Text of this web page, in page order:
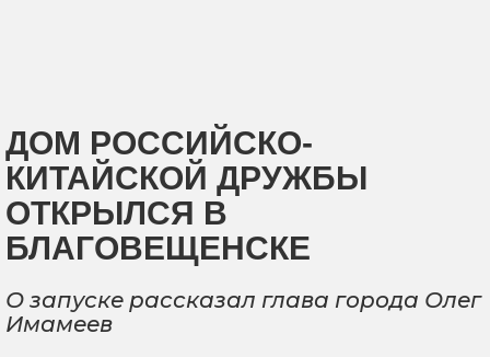
ДОМ РОССИЙСКО-
КИТАЙСКОЙ ДРУЖБЫ
ОТКРЫЛСЯ В
БЛАГОВЕЩЕНСКЕ
О запуске рассказал глава города Олег
Имамеев